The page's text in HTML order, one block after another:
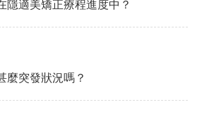
隱適美矯正療程進度中？
麼突發狀況嗎？